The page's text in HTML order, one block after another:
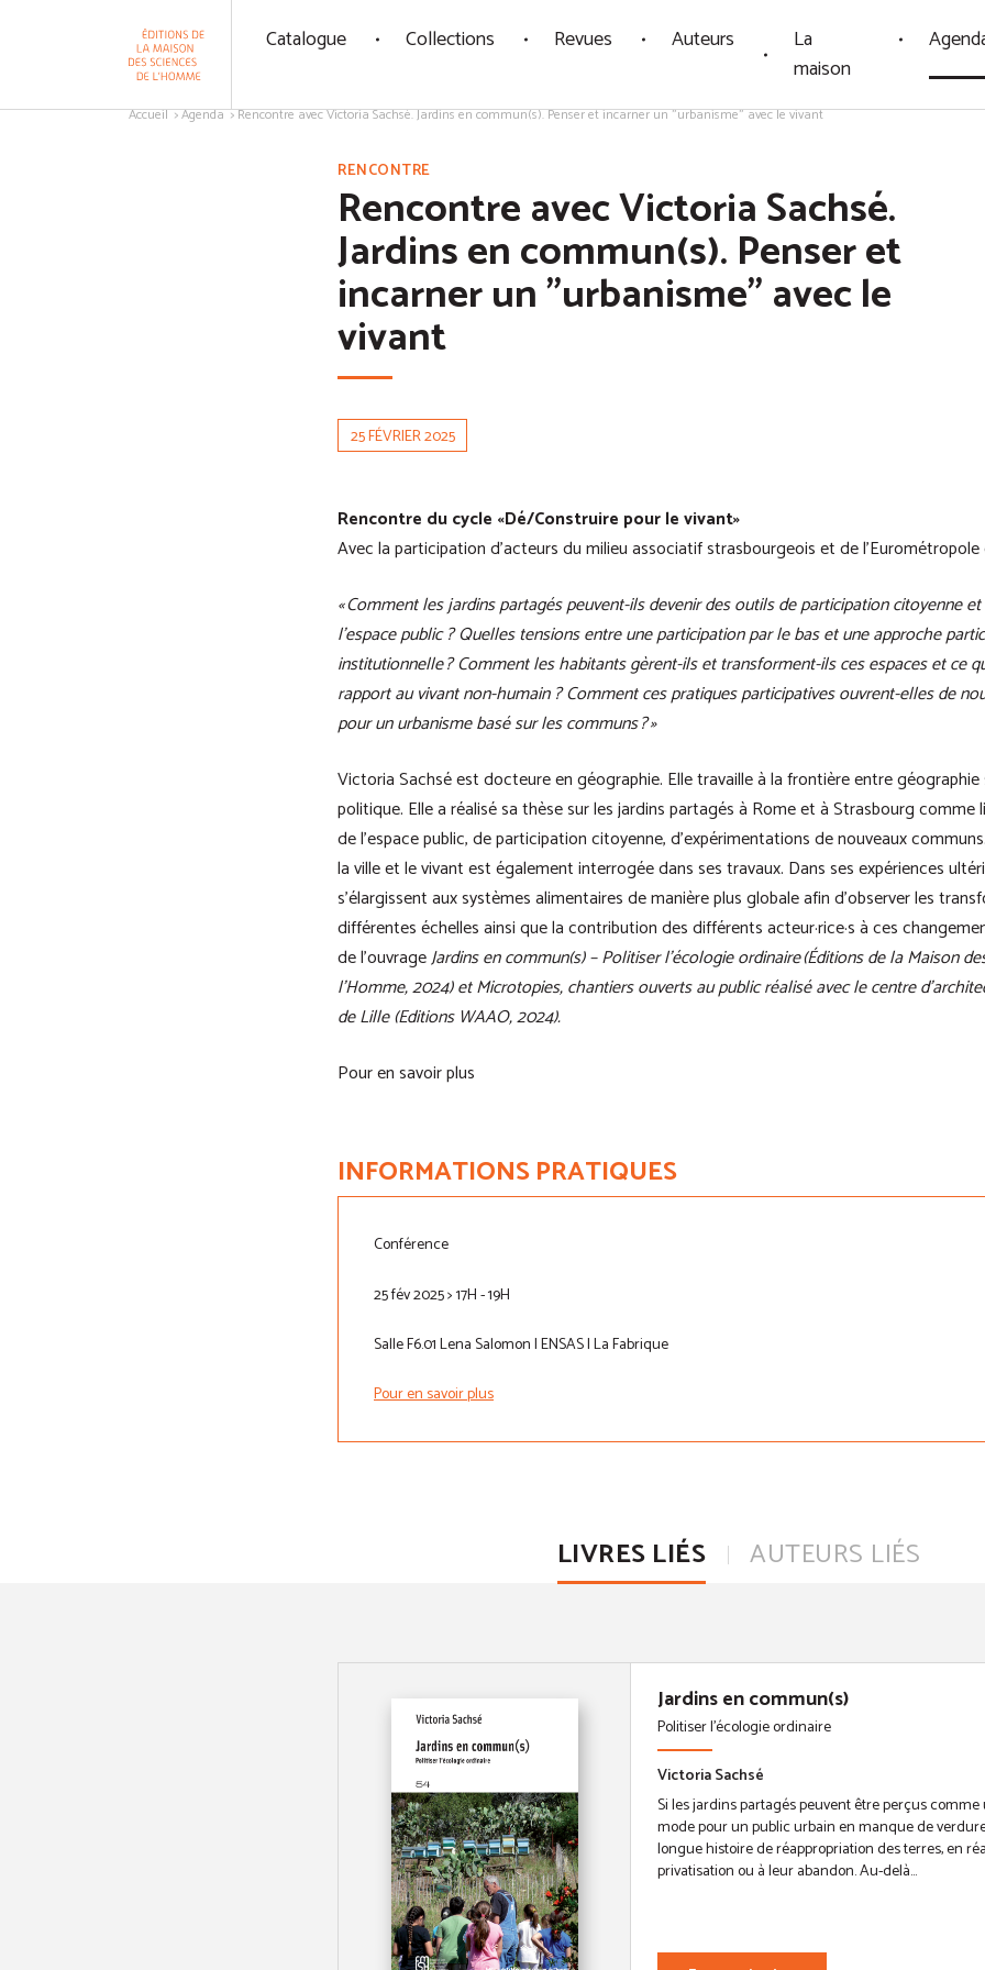
Catalogue Collections Revues Auteurs
La
maison
Accueil Agenda Rencontre avec Victoria Sachsé. Jardins en commun(s). Penser et incarner un "urbanisme" avec le vivant
RENCONTRE
Rencontre avec Victoria Sachsé.
Jardins en commun(s). Penser et
incarner un "urbanisme" avec le
vivant
25 FÉVRIER 2025
Rencontre du cycle «Dé/Construire pour le vivant»
Avec la participation d’acteurs du milieu associatif strasbourgeois et de
« Comment les jardins partagés peuvent-ils devenir des outils de participation citoyenne
l’espace public ? Quelles tensions entre une participation par le bas et une approche
institutionnelle ? Comment les habitants gèrent-ils et transforment-ils ces espaces et ce
rapport au vivant non-humain ? Comment ces pratiques participatives ouvrent-elles de
pour un urbanisme basé sur les communs ? »
Victoria Sachsé est docteure en géographie. Elle travaille à la frontière entre
politique. Elle a réalisé sa thèse sur les jardins partagés à Rome et à Strasbourg comme
de l’espace public, de participation citoyenne, d’expérimentations de nouveaux
la ville et le vivant est également interrogée dans ses travaux. Dans ses expériences
s’élargissent aux systèmes alimentaires de manière plus globale afin d’observer les
différentes échelles ainsi que la contribution des différents acteur·rice·s à ces
de l’ouvrageJardins en commun(s) – Politiser l’écologie ordinaire (Éditions de la Maison
l’Homme, 2024) et Microtopies, chantiers ouverts au public réalisé avec le centre
de Lille (Editions WAAO, 2024).
Pour en savoir plus
INFORMATIONS PRATIQUES
Conférence
25 fév 2025 > 17H - 19H
Salle F6.01 Lena Salomon | ENSAS | La Fabrique
Pour en savoir plus
LIVRES LIÉS AUTEURS LIÉS
Jardins en commun(s)
Politiser l'écologie ordinaire
Victoria Sachsé
Si les jardins partagés peuvent être perçus
mode pour un public urbain en manque de
longue histoire de réappropriation des terres, en
privatisation ou à leur abandon. Au-delà...